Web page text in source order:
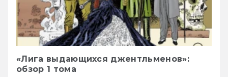
«Лига выдающихся джентльменов»:
обзор 1 тома